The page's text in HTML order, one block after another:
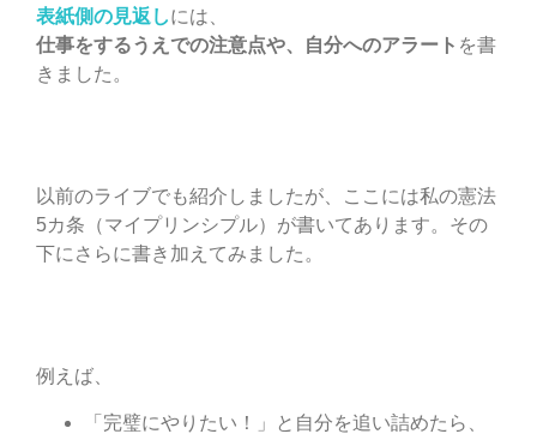
表紙側の見返しには、
仕事をするうえでの注意点や、自分へのアラート を書
きました。
以前のライブでも紹介しましたが、ここには私の憲法
5カ条（マイプリンシプル）が書いてあります。その
下にさらに書き加えてみました。
例えば、
「完璧にやりたい！」と自分を追い詰めたら、